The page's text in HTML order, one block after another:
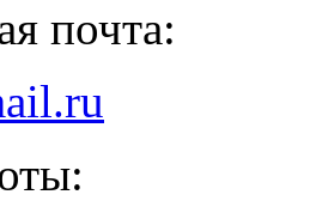
почта: